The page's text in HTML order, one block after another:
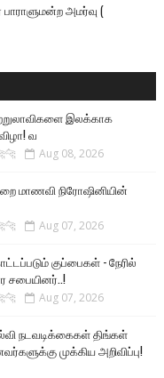
அமர்வு (
இலக்காக
வ
Aug 08, 2026
மாணவி நிரோஷினியின்
Aug 07, 2026
குப்பைகள் - நேரில்
சபையினர்..!
Aug 07, 2026
நடவடிக்கைகள் திங்கள்
முக்கிய அறிவிப்பு!